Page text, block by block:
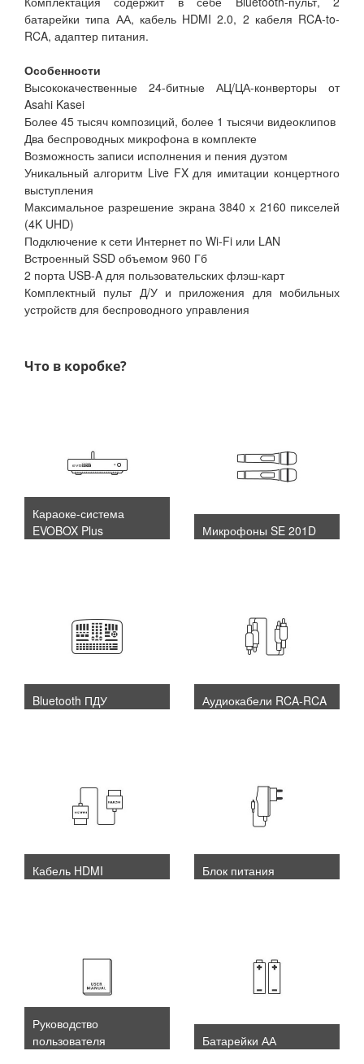
батарейки типа АА, кабель HDMI 2.0, 2 кабеля RCA-to-
RCA, адаптер питания.
Особенности
Высококачественные 24-битные АЦ/ЦА-конверторы от
Asahi Kasei
Более 45 тысяч композиций, более 1 тысячи видеоклипов
Два беспроводных микрофона в комплекте
Возможность записи исполнения и пения дуэтом
Уникальный алгоритм Live FX для имитации концертного
выступления
Максимальное разрешение экрана 3840 х 2160 пикселей
(4K UHD)
Подключение к сети Интернет по Wi-Fi или LAN
Встроенный SSD объемом 960 Гб
2 порта USB-A для пользовательских флэш-карт
Комплектный пульт Д/У и приложения для мобильных
устройств для беспроводного управления
Что в коробке?
Караоке-система
EVOBOX Plus
Микрофоны SE 201D
Bluetooth ПДУ Аудиокабели RCA-RCA
Кабель HDMI Блок питания
Руководство
пользователя
Батарейки АА